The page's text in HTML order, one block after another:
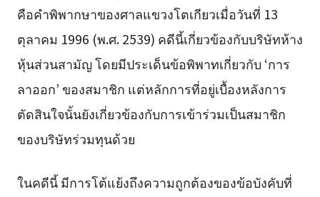
คือคำพิพากษาของศาลแขวงโตเกียวเมื่อวันที่ 13
ตุลาคม 1996 (พ.ศ. 2539) คดีนี้เกี่ยวข้องกับบริษัทห้าง
หุ้นส่วนสามัญ โดยมีประเด็นข้อพิพาทเกี่ยวกับ ‘การ
ลาออก’ ของสมาชิก แต่หลักการที่อยู่เบื้องหลังการ
ตัดสินใจนั้นยังเกี่ยวข้องกับการเข้าร่วมเป็นสมาชิก
ของบริษัทร่วมทุนด้วย
ในคดีนี้ มีการโต้แย้งถึงความถูกต้องของข้อบังคับที่